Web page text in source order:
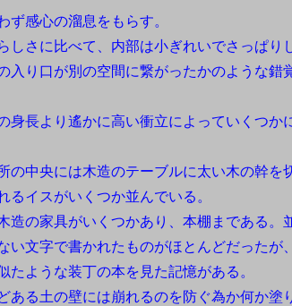
感心の溜息をもらす。
しさに比べて、内部は小ぎれいでさっぱり
入り口が別の空間に繋がったかのような錯
身長より遙かに高い衝立によっていくつか
の中央には木造のテーブルに太い木の幹を
るイスがいくつか並んでいる。
造の家具がいくつかあり、本棚まである。
い文字で書かれたものがほとんどだったが、
たような装丁の本を見た記憶がある。
る土の壁には崩れるのを防ぐ為か何か塗